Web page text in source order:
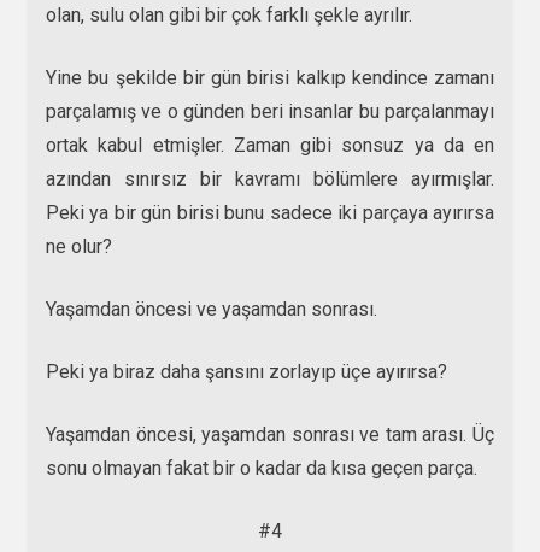
olan, sulu olan gibi bir çok farklı şekle ayrılır.
Yine bu şekilde bir gün birisi kalkıp kendince zamanı
parçalamış ve o günden beri insanlar bu parçalanmayı
ortak kabul etmişler. Zaman gibi sonsuz ya da en
azından sınırsız bir kavramı bölümlere ayırmışlar.
Peki ya bir gün birisi bunu sadece iki parçaya ayırırsa
ne olur?
Yaşamdan öncesi ve yaşamdan sonrası.
Peki ya biraz daha şansını zorlayıp üçe ayırırsa?
Yaşamdan öncesi, yaşamdan sonrası ve tam arası. Üç
sonu olmayan fakat bir o kadar da kısa geçen parça.
#4